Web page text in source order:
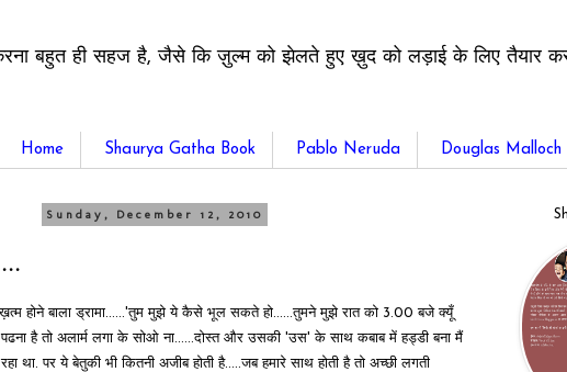
बहुत ही सहज है, जैसे कि ज़ुल्म को झेलते हुए ख़ुद को लड़ाई के लिए तैयार
Home Shaurya Gatha Book Pablo Neruda Douglas Malloch
Sunday, December 12, 2010
ख़त्म होने बाला ड्रामा......'तुम मुझे ये कैसे भूल सकते हो......तुमने मुझे रात को 3.00 बजे क्यूँ
पढना है तो अलार्म लगा के सोओ ना......दोस्त और उसकी 'उस' के साथ कबाब में हड्डी बना मैं
था. पर ये बेतुकी भी कितनी अजीब होती है.....जब हमारे साथ होती है तो अच्छी लगती